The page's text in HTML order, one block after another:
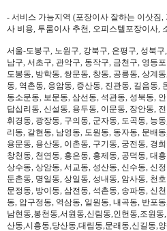
- 서비스 가능지역 (포장이사 잘하는 이삿짐
사 비용, 투룸이사 추천, 오피스텔포장이사,
서울-도봉구, 노원구, 강북구, 은평구, 성북
남구, 서초구, 관악구, 동작구, 금천구, 영등
도봉동, 방학동, 쌍문동, 창동, 공릉동, 상계
동, 역촌동, 응암동, 증산동, 진관동, 길음동,
동소문동, 보문동, 삼선동, 석관동, 성북동,
답십리동, 신설동, 용두동, 이문동, 장안동,
휘경동, 광장동, 구의동, 군자동, 도곡동, 능
리동, 갈현동, 남영동, 도원동, 동자동, 문배
용문동, 용산동, 이촌동, 구기동, 궁전동, 경
창천동, 천연동, 홍은동, 홍제동, 공덕동, 대
상수동, 상암동, 서교동, 성산동, 신수동, 신
둔촌동, 명일동, 상일동, 성내동, 암사동, 천
문정동, 방이동, 삼전동, 석촌동, 송파동, 신
동, 압구정동, 역삼동, 일원동, 내곡동, 반포
남현동,봉천동,서원동,신림동,인헌동,조원
산동,시흥동,당산동,대림동,문래동,신길동,